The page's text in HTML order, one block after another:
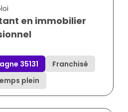
en immobilier
35131
Franchisé
plein